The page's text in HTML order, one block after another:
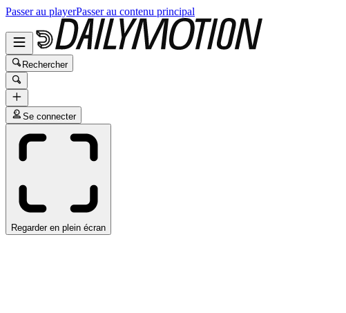
Passer au playerPasser au contenu principal
Rechercher
Se connecter
Regarder en plein écran